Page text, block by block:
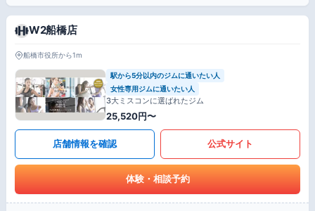
W2船橋店
船橋市役所から1m
駅から5分以内のジムに通いたい人
女性専用ジムに通いたい人
3大ミスコンに選ばれたジム
25,520円〜
店舗情報を確認 公式サイト
体験・相談予約